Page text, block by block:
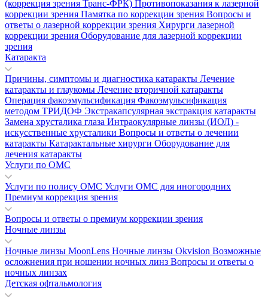
(коррекция зрения Транс-ФРК) Противопоказания к лазерной
коррекции зрения Памятка по коррекции зрения Вопросы и
ответы о лазерной коррекции зрения Хирурги лазерной
коррекции зрения Оборудование для лазерной коррекции
зрения
Катаракта
Причины, симптомы и диагностика катаракты Лечение
катаракты и глаукомы Лечение вторичной катаракты
Операция факоэмульсификация Факоэмульсификация
методом ТРИДОФ Экстракапсулярная экстракция катаракты
Замена хрусталика глаза Интраокулярные линзы (ИОЛ) -
искусственные хрусталики Вопросы и ответы о лечении
катаракты Катарактальные хирурги Оборудование для
лечения катаракты
Услуги по ОМС
Услуги по полису ОМС Услуги ОМС для иногородних
Премиум коррекция зрения
Вопросы и ответы о премиум коррекции зрения
Ночные линзы
Ночные линзы MoonLens Ночные линзы Okvision Возможные
осложнения при ношении ночных линз Вопросы и ответы о
ночных линзах
Детская офтальмология